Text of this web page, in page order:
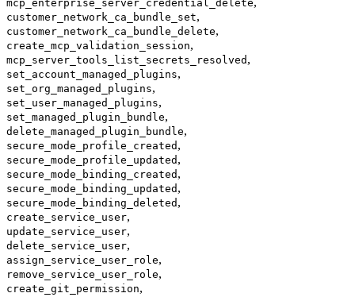
mcp_enterprise_server_credential_delete
customer_network_ca_bundle_set,
customer_network_ca_bundle_delete,
create_mcp_validation_session,
mcp_server_tools_list_secrets_resolved ,
set_account_managed_plugins,
set_org_managed_plugins,
set_user_managed_plugins,
set_managed_plugin_bundle,
delete_managed_plugin_bundle,
secure_mode_profile_created ,
secure_mode_profile_updated ,
secure_mode_binding_created ,
secure_mode_binding_updated ,
secure_mode_binding_deleted ,
create_service_user,
update_service_user,
delete_service_user,
assign_service_user_role,
remove_service_user_role,
create_git_permission,